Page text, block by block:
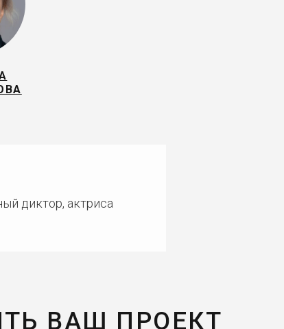
диктор, актриса
ВАШ ПРОЕКТ